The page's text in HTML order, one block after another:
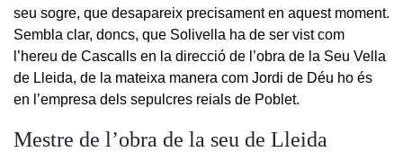
seu sogre, que desapareix precisament en aquest moment.
Sembla clar, doncs, que Solivella ha de ser vist com
l’hereu de Cascalls en la direcció de l’obra de la Seu Vella
de Lleida, de la mateixa manera com Jordi de Déu ho és
en l’empresa dels sepulcres reials de Poblet.
Mestre de l’obra de la seu de Lleida